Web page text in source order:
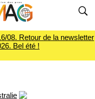
08. Retour de la newsletter
Bel été !